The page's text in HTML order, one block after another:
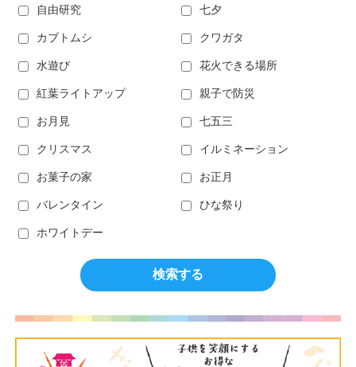
自由研究 七夕
カブトムシ クワガタ
水遊び 花火できる場所
紅葉ライトアップ 親子で防災
お月見 七五三
クリスマス イルミネーション
お菓子の家 お正月
バレンタイン ひな祭り
ホワイトデー